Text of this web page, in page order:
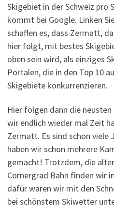
Skigebiet in der Schweiz pro
kommt bei Google. Linken
schaffen es, dass Zermatt,
hier folgt, mit bestes
oben sein wird, als einziges
Portalen, die in den Top 10
Skigebiete konkurrenzieren.
Hier folgen dann die
wir endlich wieder mal Zeit
Zermatt. Es sind schon viele
haben wir schon mehrere
gemacht! Trotzdem, die
Cornergrad Bahn finden wir
dafür waren wir mit den
bei schönstem Skiwetter